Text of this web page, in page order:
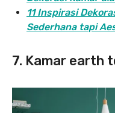
11 Inspirasi
Sederhana tapi
7. Kamar earth